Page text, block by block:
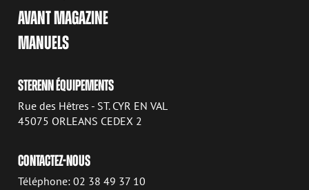
AVANT MAGAZINE
MANUELS
STERENN ÉQUIPEMENTS
Rue des Hêtres - ST. CYR EN VAL
45075 ORLEANS CEDEX 2
CONTACTEZ-NOUS
Téléphone: 02 38 49 37 10